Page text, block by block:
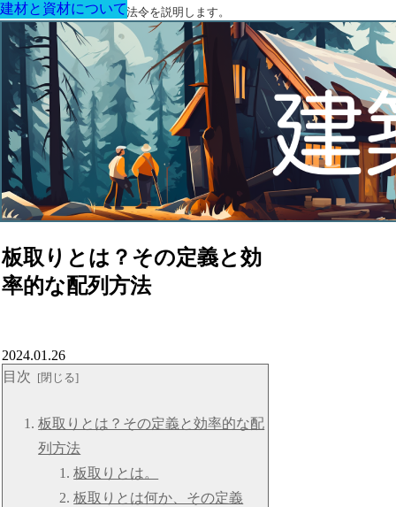
建築に関する用語と関連法令を説明します。
板取りとは？その定義と効
率的な配列方法
建材と資材について
2024.01.26
目次
板取りとは？その定義と効率的な配
列方法
板取りとは。
板取りとは何か、その定義
建材と資材について
建材と資材について
建材と資材について
建材と資材について
建材と資材について
建材と資材について